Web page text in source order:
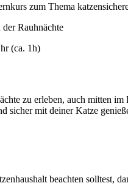
zum Thema
Rauhnächte
(ca. 1h)
zu erleben, auch mitten im
sicher mit deiner Katze
beachten solltest,